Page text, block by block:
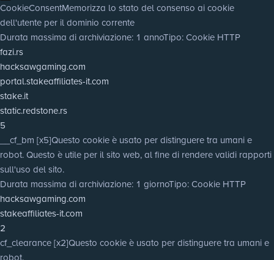
CookieConsentMemorizza lo stato del consenso ai cookie
dell'utente per il dominio corrente
Durata massima di archiviazione: 1 annoTipo: Cookie HTTP
fazi.rs
hacksawgaming.com
portal.stakeaffiliates-it.com
stake.it
static.redstone.rs
5
__cf_bm [x5]Questo cookie è usato per distinguere tra umani e
robot. Questo è utile per il sito web, al fine di rendere validi rapporti
sull'uso del sito.
Durata massima di archiviazione: 1 giornoTipo: Cookie HTTP
hacksawgaming.com
stakeaffiliates-it.com
2
cf_clearance [x2]Questo cookie è usato per distinguere tra umani e